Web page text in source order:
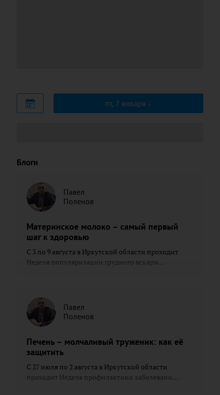
пт, 7 января
Блоги
Павел
Поленов
Материнское молоко – самый первый
шаг к здоровью
С 3 по 9 августа в Иркутской области проходит
Неделя популяризации грудного вскарм...
Павел
Поленов
Печень – молчаливый труженик: как её
защитить
С 27 июля по 2 августа в Иркутской области
проходит Неделя профилактики заболевани...